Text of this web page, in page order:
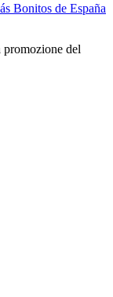
Bonitos de España
promozione del